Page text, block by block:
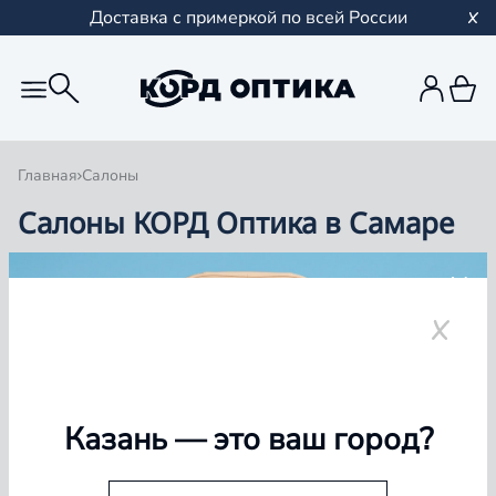
Доставка с примеркой по всей России
Главная Салоны
Салоны КОРД Оптика в Самаре
Группа компаний «Корд Оптика» - это более 100
Казань— это ваш город?